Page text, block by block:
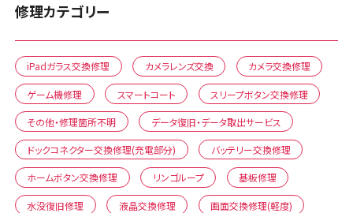
修理カテゴリー
iPadガラス交換修理 カメラレンズ交換 カメラ交換修理
ゲーム機修理 スマートコート スリープボタン交換修理
その他・修理箇所不明 データ復旧・データ取出サービス
ドックコネクター交換修理(充電部分) バッテリー交換修理
ホームボタン交換修理 リンゴループ 基板修理
水没復旧修理 液晶交換修理 画面交換修理(軽度)